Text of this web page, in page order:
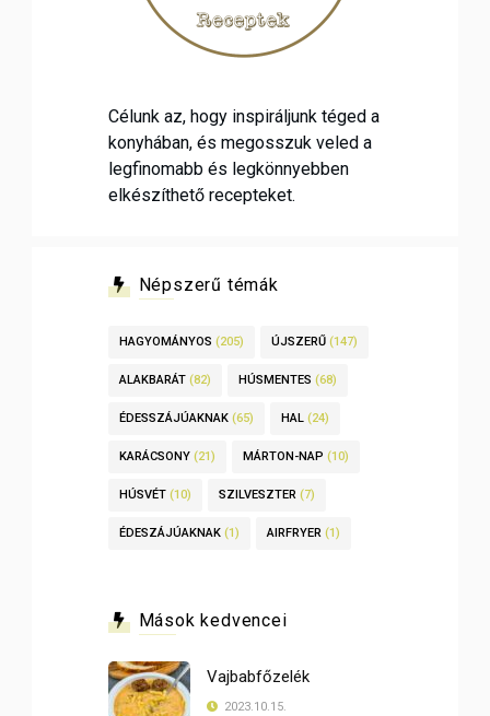
Célunk az, hogy inspiráljunk téged a
konyhában, és megosszuk veled a
legfinomabb és legkönnyebben
elkészíthető recepteket.
Népszerű témák
HAGYOMÁNYOS (205) ÚJSZERŰ (147)
ALAKBARÁT (82) HÚSMENTES (68)
ÉDESSZÁJÚAKNAK (65) HAL (24)
KARÁCSONY (21) MÁRTON-NAP (10)
HÚSVÉT (10) SZILVESZTER (7)
ÉDESZÁJÚAKNAK (1) AIRFRYER (1)
Mások kedvencei
Vajbabfőzelék
2023.10.15.